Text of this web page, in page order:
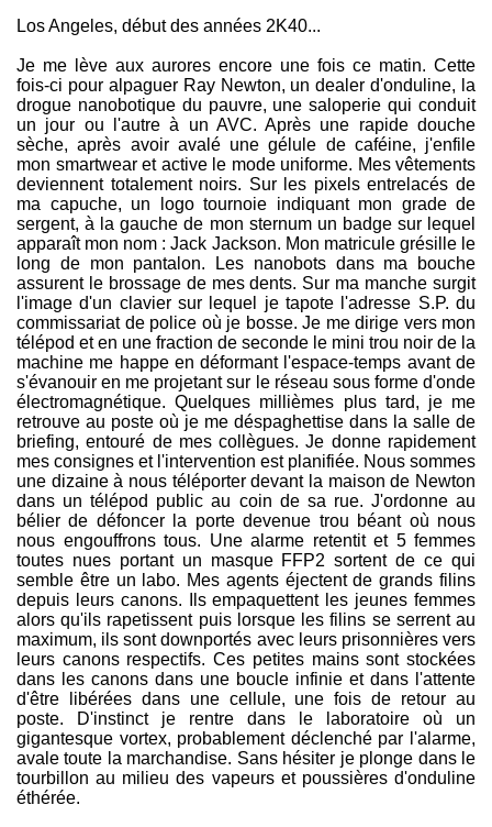
Los Angeles, début des années 2K40...
Je me lève aux aurores encore une fois ce matin. Cette
fois-ci pour alpaguer Ray Newton, un dealer d'onduline, la
drogue nanobotique du pauvre, une saloperie qui conduit
un jour ou l'autre à un AVC. Après une rapide douche
sèche, après avoir avalé une gélule de caféine, j'enfile
mon smartwear et active le mode uniforme. Mes vêtements
deviennent totalement noirs. Sur les pixels entrelacés de
ma capuche, un logo tournoie indiquant mon grade de
sergent, à la gauche de mon sternum un badge sur lequel
apparaît mon nom : Jack Jackson. Mon matricule grésille le
long de mon pantalon. Les nanobots dans ma bouche
assurent le brossage de mes dents. Sur ma manche surgit
l'image d'un clavier sur lequel je tapote l'adresse S.P. du
commissariat de police où je bosse. Je me dirige vers mon
télépod et en une fraction de seconde le mini trou noir de la
machine me happe en déformant l'espace-temps avant de
s'évanouir en me projetant sur le réseau sous forme d'onde
électromagnétique. Quelques millièmes plus tard, je me
retrouve au poste où je me déspaghettise dans la salle de
briefing, entouré de mes collègues. Je donne rapidement
mes consignes et l'intervention est planifiée. Nous sommes
une dizaine à nous téléporter devant la maison de Newton
dans un télépod public au coin de sa rue. J'ordonne au
bélier de défoncer la porte devenue trou béant où nous
nous engouffrons tous. Une alarme retentit et 5 femmes
toutes nues portant un masque FFP2 sortent de ce qui
semble être un labo. Mes agents éjectent de grands filins
depuis leurs canons. Ils empaquettent les jeunes femmes
alors qu'ils rapetissent puis lorsque les filins se serrent au
maximum, ils sont downportés avec leurs prisonnières vers
leurs canons respectifs. Ces petites mains sont stockées
dans les canons dans une boucle infinie et dans l'attente
d'être libérées dans une cellule, une fois de retour au
poste. D'instinct je rentre dans le laboratoire où un
gigantesque vortex, probablement déclenché par l'alarme,
avale toute la marchandise. Sans hésiter je plonge dans le
tourbillon au milieu des vapeurs et poussières d'onduline
éthérée.